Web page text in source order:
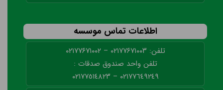
اطلاعات تماس موسسه
تلفن: ۰۲۱۷۷۶۷۱۰۰۳ – ۰۲۱۷۷۶۷۱۰۰۲
تلفن واحد صندوق صدقات :
٠٢١٧٧٦٤٩٢٤٩ – ٠٢١٧٧٥١٤٨٢٣